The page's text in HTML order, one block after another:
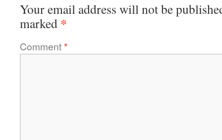
Your email address will not be
marked *
Comment*